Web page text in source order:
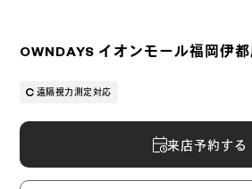
OWNDAYS イオンモール福岡伊都
遠隔視力測定対応
来店予約する